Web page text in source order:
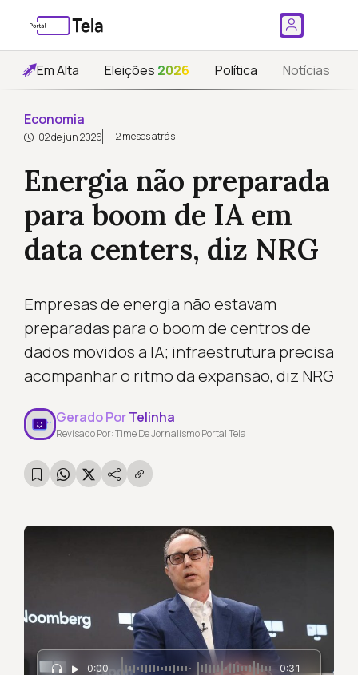
Em Alta Eleições 2026 Política Notícias
Economia
02 de jun 2026 2 meses atrás
Energia não preparada
para boom de IA em
data centers, diz NRG
Empresas de energia não estavam
preparadas para o boom de centros de
dados movidos a IA; infraestrutura precisa
acompanhar o ritmo da expansão, diz NRG
Gerado PorTelinha
Revisado Por: Time De Jornalismo Portal Tela
0:00 0:31